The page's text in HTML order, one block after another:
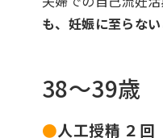
も、妊娠に至らな
38～39歳
●人工授精 ２回